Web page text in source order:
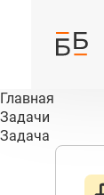
Главная
Задачи
Задача